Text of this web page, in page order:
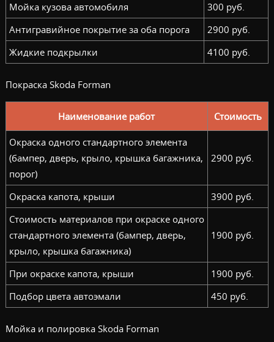
Мойка кузова автомобиля
300 руб.
Антигравийное покрытие за оба порога
2900 руб.
Жидкие подкрылки
4100 руб.
Покраска Skoda Forman
Наименование работ Стоимость
Окраска одного стандартного элемента
(бампер, дверь, крыло, крышка багажника,
порог)
2900 руб.
Окраска капота, крыши
3900 руб.
Стоимость материалов при окраске одного
стандартного элемента (бампер, дверь,
крыло, крышка багажника)
1900 руб.
При окраске капота, крыши
1900 руб.
Подбор цвета автоэмали
450 руб.
Мойка и полировка Skoda Forman